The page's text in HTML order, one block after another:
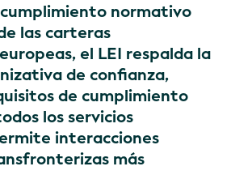
normativo
las carteras
el LEI respalda la
de confianza,
de cumplimiento
los servicios
interacciones
más